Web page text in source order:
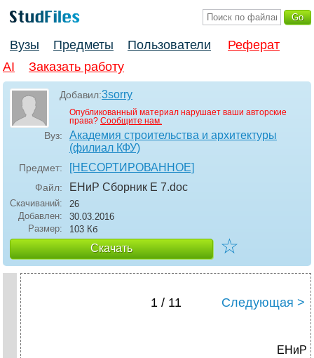
Вузы Предметы Пользователи
Реферат
AI
Заказать работу
Добавил:3sorry
Опубликованный материал нарушает ваши авторские
права? Сообщите нам.
Вуз:
Академия строительства и архитектуры
(филиал КФУ)
Предмет: [НЕСОРТИРОВАННОЕ]
Файл: ЕНиР Сборник Е 7.doc
Скачиваний:
26
Добавлен:
30.03.2016
Размер:
103 Кб
Скачать ☆
1 / 11 Следующая >
ЕНиР